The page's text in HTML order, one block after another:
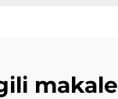
makale